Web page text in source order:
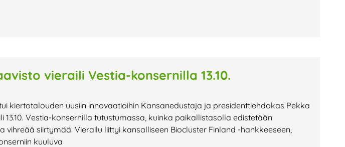
vieraili Vestia-konsernilla 13.10.
kiertotalouden uusiin innovaatioihin Kansanedustaja ja presidenttiehdokas Pekka
13.10. Vestia-konsernilla tutustumassa, kuinka paikallistasolla edistetään
vihreää siirtymää. Vierailu liittyi kansalliseen Biocluster Finland -hankkeeseen,
kuuluva